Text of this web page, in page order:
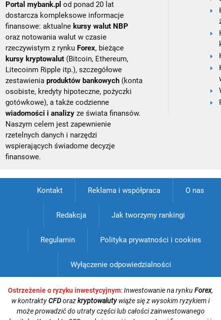
Portal mybank.pl od ponad 20 lat
dostarcza kompleksowe informacje
finansowe: aktualne kursy walut NBP
oraz notowania walut w czasie
rzeczywistym z rynku Forex, bieżące
kursy kryptowalut (Bitcoin, Ethereum,
Litecoinm Ripple itp.), szczegółowe
zestawieniaproduktów bankowych (konta
osobiste, kredyty hipoteczne, pożyczki
gotówkowe), a także codzienne
wiadomości i analizy ze świata finansów.
Naszym celem jest zapewnienie
rzetelnych danych i narzędzi
wspierających świadome decyzje
finansowe.
Kontakt Reklama i współpraca O nas
Redakcja Jak tworzymy rankingi
Regulamin Polityka prywatności i cookies
Wyłączenie odpowiedzialności
Ostrzeżenie o ryzyku inwestycyjnym:Inwestowanie na rynkuForex,
w kontraktyCFDorazkryptowalutywiąże się z wysokim ryzykiem i
może prowadzić do utraty części lub całości zainwestowanego